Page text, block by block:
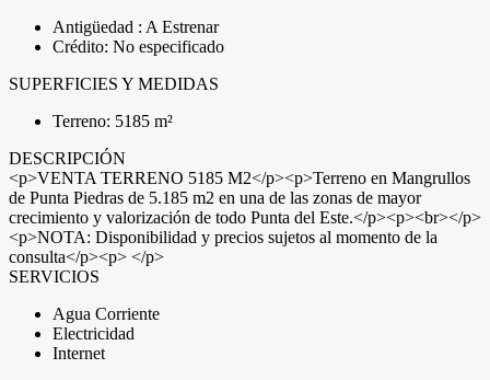
Antigüedad : A Estrenar
Crédito: No especificado
SUPERFICIES Y MEDIDAS
Terreno: 5185 m²
DESCRIPCIÓN
<p>VENTA TERRENO 5185 M2</p><p>Terreno en Mangrullos
de Punta Piedras de 5.185 m2 en una de las zonas de mayor
crecimiento y valorización de todo Punta del Este.</p><p><br></p>
<p>NOTA: Disponibilidad y precios sujetos al momento de la
consulta</p><p> </p>
SERVICIOS
Agua Corriente
Electricidad
Internet